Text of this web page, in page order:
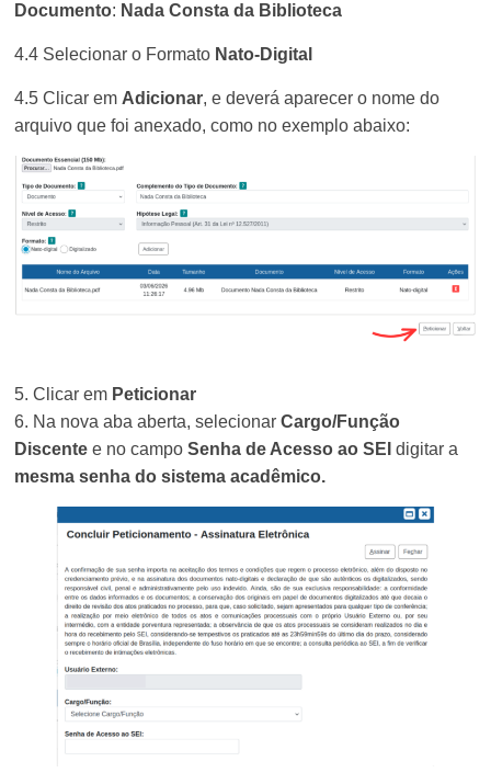
Documento: Nada Consta da Biblioteca
4.4 Selecionar o Formato Nato-Digital
4.5 Clicar em Adicionar, e deverá aparecer o nome do
arquivo que foi anexado, como no exemplo abaixo:
5. Clicar em Peticionar
6. Na nova aba aberta, selecionarCargo/Função
Discente e no campoSenha de Acesso ao SEI digitar a
mesma senha do sistema acadêmico.